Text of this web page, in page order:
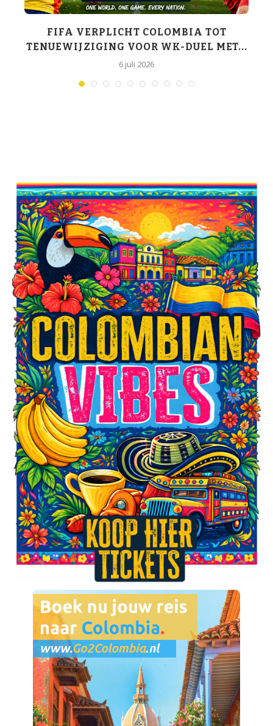
FIFA VERPLICHT COLOMBIA TOT
TENUEWIJZIGING VOOR WK-DUEL MET...
6 juli 2026